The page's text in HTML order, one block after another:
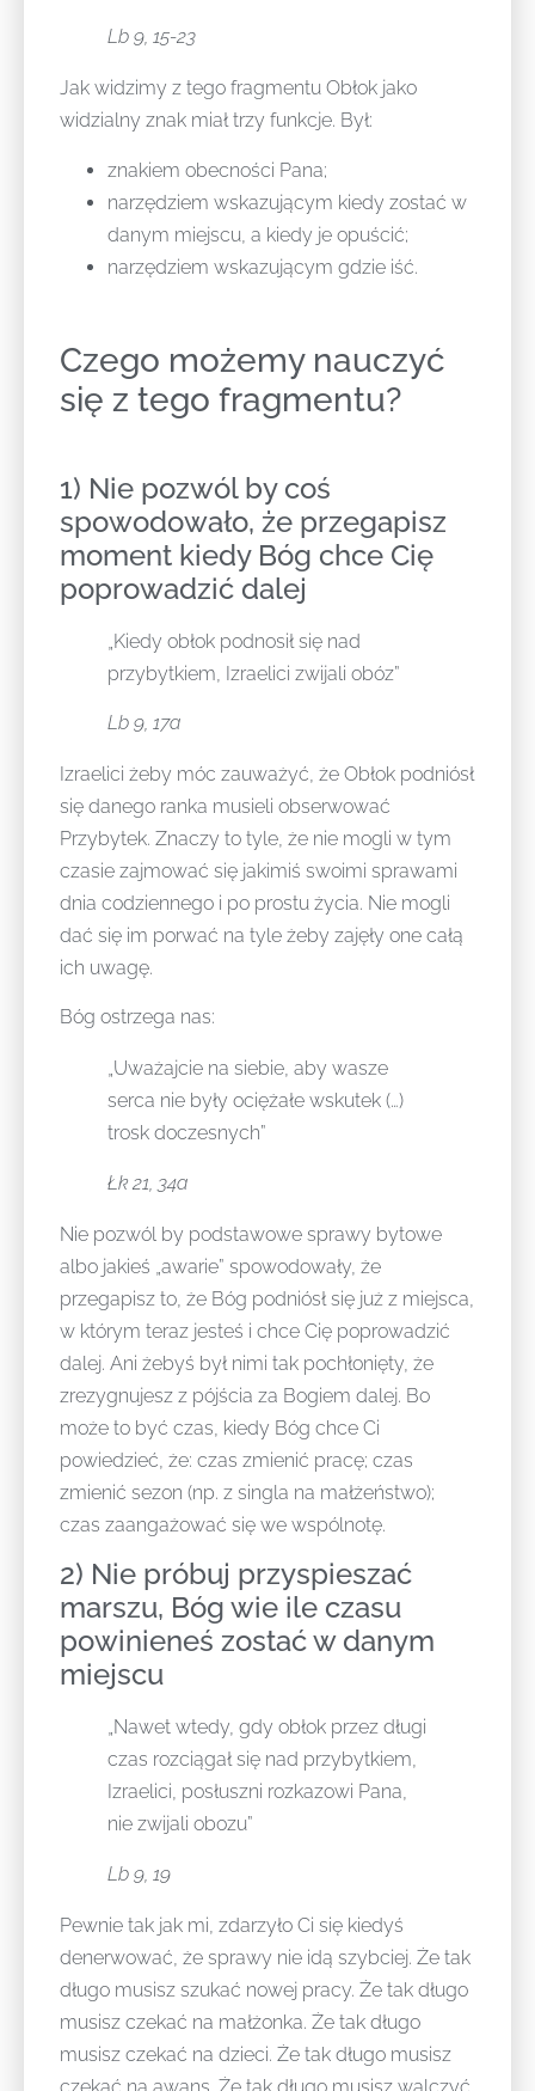
Lb 9, 15-23
Jak widzimy z tego fragmentu Obłok jako
widzialny znak miał trzy funkcje. Był:
znakiem obecności Pana;
narzędziem wskazującym kiedy zostać w
danym miejscu, a kiedy je opuścić;
narzędziem wskazującym gdzie iść.
Czego możemy nauczyć
się z tego fragmentu?
1) Nie pozwól by coś
spowodowało, że przegapisz
moment kiedy Bóg chce Cię
poprowadzić dalej
„Kiedy obłok podnosił się nad
przybytkiem, Izraelici zwijali obóz”
Lb 9, 17a
Izraelici żeby móc zauważyć, że Obłok podniósł
się danego ranka musieli obserwować
Przybytek. Znaczy to tyle, że nie mogli w tym
czasie zajmować się jakimiś swoimi sprawami
dnia codziennego i po prostu życia. Nie mogli
dać się im porwać na tyle żeby zajęły one całą
ich uwagę.
Bóg ostrzega nas:
„Uważajcie na siebie, aby wasze
serca nie były ociężałe wskutek (…)
trosk doczesnych”
Łk 21, 34a
Nie pozwól by podstawowe sprawy bytowe
albo jakieś „awarie” spowodowały, że
przegapisz to, że Bóg podniósł się już z miejsca,
w którym teraz jesteś i chce Cię poprowadzić
dalej. Ani żebyś był nimi tak pochłonięty, że
zrezygnujesz z pójścia za Bogiem dalej. Bo
może to być czas, kiedy Bóg chce Ci
powiedzieć, że: czas zmienić pracę; czas
zmienić sezon (np. z singla na małżeństwo);
czas zaangażować się we wspólnotę.
2) Nie próbuj przyspieszać
marszu, Bóg wie ile czasu
powinieneś zostać w danym
miejscu
„Nawet wtedy, gdy obłok przez długi
czas rozciągał się nad przybytkiem,
Izraelici, posłuszni rozkazowi Pana,
nie zwijali obozu”
Lb 9, 19
Pewnie tak jak mi, zdarzyło Ci się kiedyś
denerwować, że sprawy nie idą szybciej. Że tak
długo musisz szukać nowej pracy. Że tak długo
musisz czekać na małżonka. Że tak długo
musisz czekać na dzieci. Że tak długo musisz
czekać na awans. Że tak długo musisz walczyć